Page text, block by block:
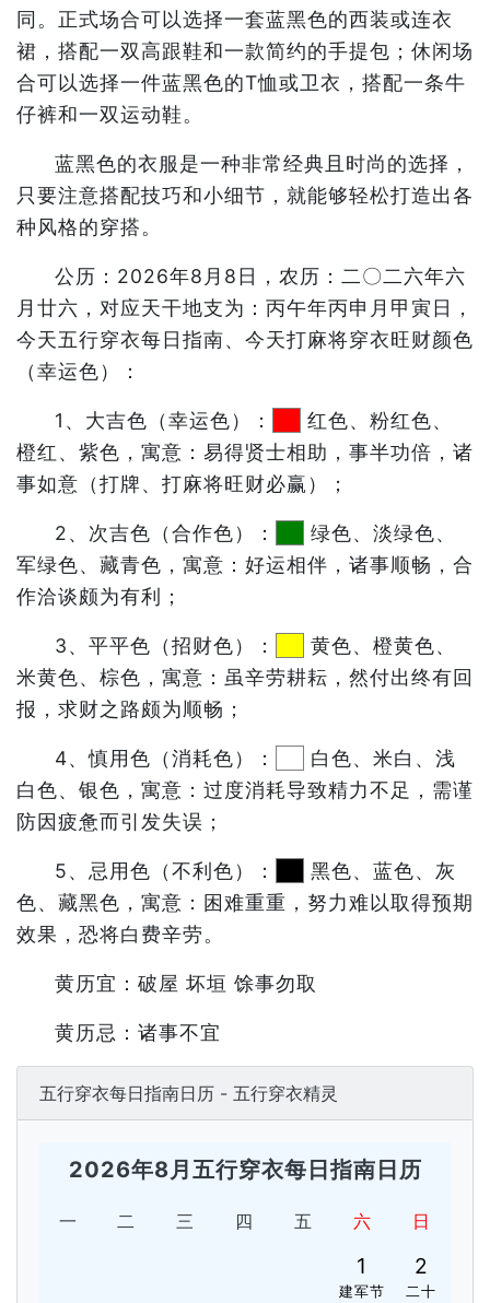
同。正式场合可以选择一套蓝黑色的西装或连衣
裙，搭配一双高跟鞋和一款简约的手提包；休闲场
合可以选择一件蓝黑色的T恤或卫衣，搭配一条牛
仔裤和一双运动鞋。
蓝黑色的衣服是一种非常经典且时尚的选择，
只要注意搭配技巧和小细节，就能够轻松打造出各
种风格的穿搭。
公历：2026年8月8日，农历：二〇二六年六
月廿六，对应天干地支为：丙午年丙申月甲寅日，
今天五行穿衣每日指南、今天打麻将穿衣旺财颜色
（幸运色）：
1、大吉色（幸运色）：
红色、粉红色、
橙红、紫色，寓意：易得贤士相助，事半功倍，诸
事如意（打牌、打麻将旺财必赢）；
2、次吉色（合作色）：
绿色、淡绿色、
军绿色、藏青色，寓意：好运相伴，诸事顺畅，合
作洽谈颇为有利；
3、平平色（招财色）：
黄色、橙黄色、
米黄色、棕色，寓意：虽辛劳耕耘，然付出终有回
报，求财之路颇为顺畅；
4、慎用色（消耗色）：
白色、米白、浅
白色、银色，寓意：过度消耗导致精力不足，需谨
防因疲惫而引发失误；
5、忌用色（不利色）：
黑色、蓝色、灰
色、藏黑色，寓意：困难重重，努力难以取得预期
效果，恐将白费辛劳。
黄历宜：破屋 坏垣 馀事勿取
黄历忌：诸事不宜
五行穿衣每日指南日历 - 五行穿衣精灵
2026年8月五行穿衣每日指南日历
一 二 三 四 五 六 日
1
建军节
2
二十